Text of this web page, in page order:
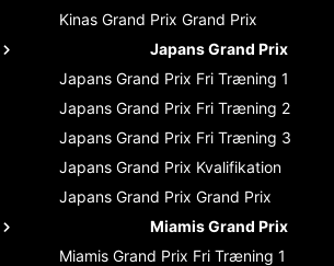
Kinas Grand Prix Grand Prix
Japans Grand Prix
Japans Grand Prix Fri Træning 1
Japans Grand Prix Fri Træning 2
Japans Grand Prix Fri Træning 3
Japans Grand Prix Kvalifikation
Japans Grand Prix Grand Prix
Miamis Grand Prix
Miamis Grand Prix Fri Træning 1